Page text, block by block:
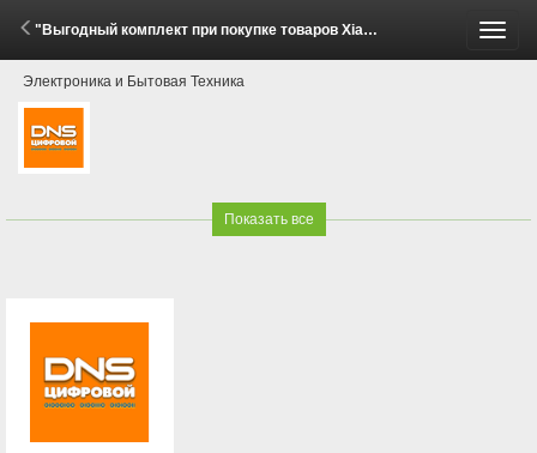
"Выгодный комплект при покупке товаров Xiaomi!" (28 Мая - 29 Июня 2026)
Электроника и Бытовая Техника
Показать все